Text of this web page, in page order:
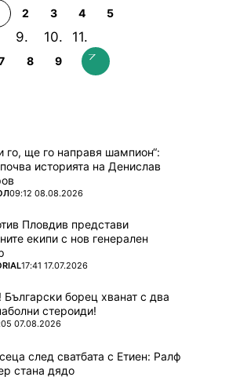
2 3 4 5
8 9
го, ще го направя шампион“:
историята на Денислав
09:12 08.08.2026
Пловдив представи
екипи с нов генерален
17:41 17.07.2026
Български борец хванат с два
стероиди!
07.08.2026
след сватбата с Етиен: Ралф
стана дядо